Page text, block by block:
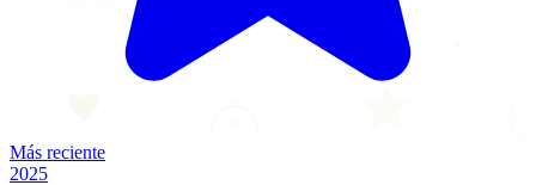
Más reciente
2025